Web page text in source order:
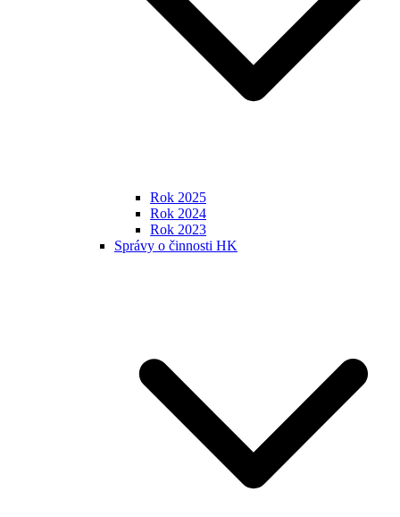
Rok 2025
Rok 2024
Rok 2023
Správy o činnosti HK